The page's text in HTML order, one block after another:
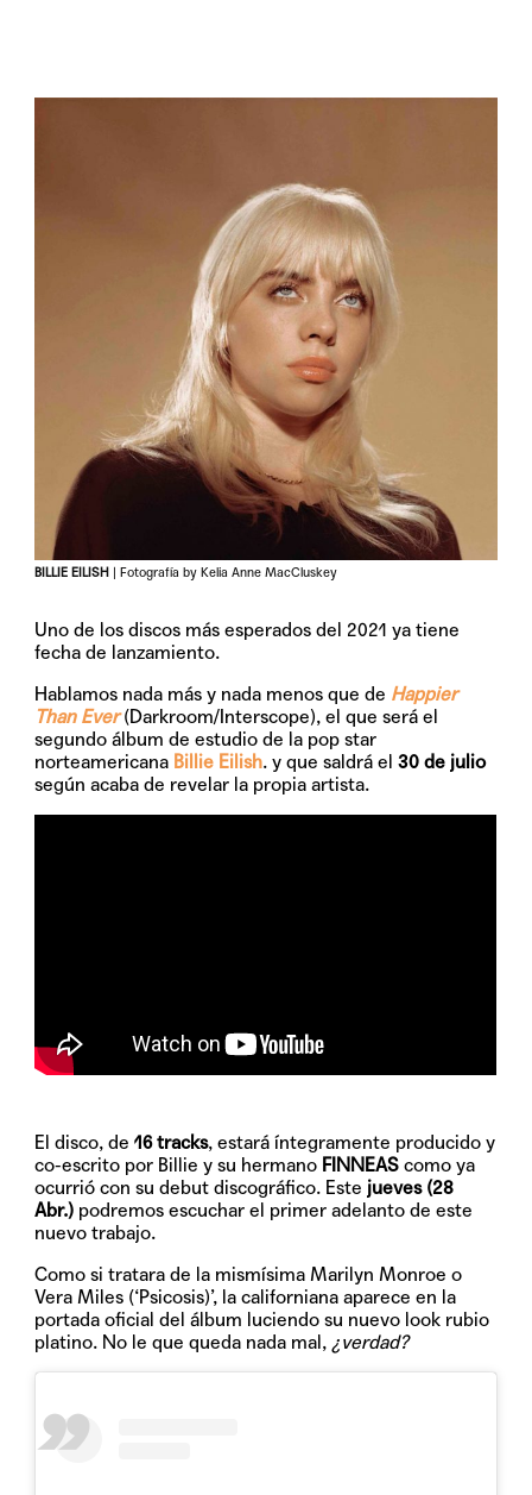
BILLIE EILISH | Fotografía by Kelia Anne MacCluskey
Uno de los discos más esperados del 2021 ya tiene
fecha de lanzamiento.
Hablamos nada más y nada menos que de Happier
Than Ever(Darkroom/Interscope), el que será el
segundo álbum de estudio de la pop star
norteamericana Billie Eilish. y que saldrá el30 de julio
según acaba de revelar la propia artista.
El disco, de16 tracks, estará íntegramente producido y
co-escrito por Billie y su hermano FINNEAS como ya
ocurrió con su debut discográfico. Este jueves (28
Abr.) podremos escuchar el primer adelanto de este
nuevo trabajo.
Como si tratara de la mismísima Marilyn Monroe o
Vera Miles (‘Psicosis)’, la californiana aparece en la
portada oficial del álbum luciendo su nuevo look rubio
platino. No le que queda nada mal, ¿verdad?